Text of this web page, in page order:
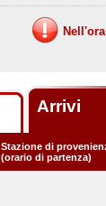
Arrivi
Stazione di
(orario di partenza)